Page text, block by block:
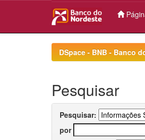
DSpace - BNB - Banco
Pesquisar
Pesquisar:
por